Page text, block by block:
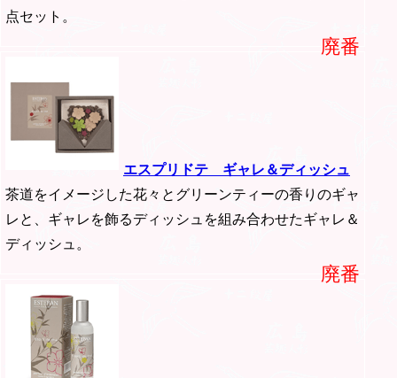
点セット。
廃番
エスプリドテ ギャレ＆ディッシュ
茶道をイメージした花々とグリーンティーの香りのギャ
レと、ギャレを飾るディッシュを組み合わせたギャレ＆
ディッシュ。
廃番